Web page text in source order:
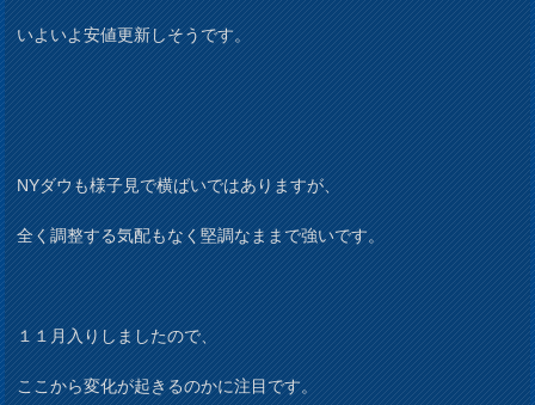
いよいよ安値更新しそうです。
NYダウも様子見で横ばいではありますが、
全く調整する気配もなく堅調なままで強いです。
１１月入りしましたので、
ここから変化が起きるのかに注目です。